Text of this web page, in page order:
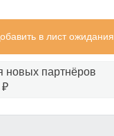
в лист ожидания
новых партнёров